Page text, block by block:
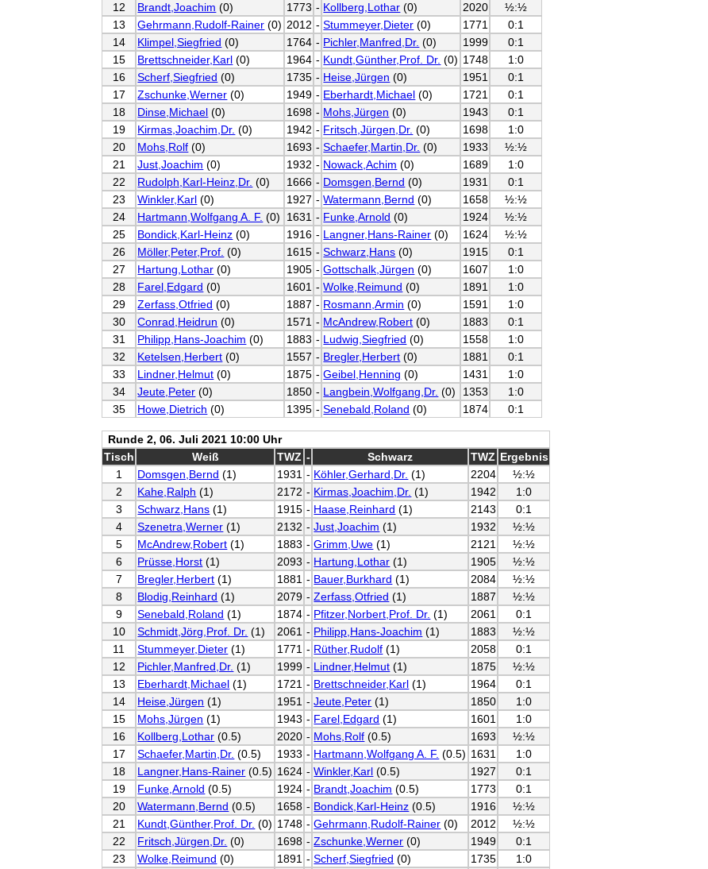
12
Brandt,Joachim (0) 1773 - Kollberg,Lothar (0) 2020
½:½
13
Gehrmann,Rudolf-Rainer (0) 2012 - Stummeyer,Dieter (0) 1771
0:1
14
Klimpel,Siegfried (0) 1764 - Pichler,Manfred,Dr. (0) 1999
0:1
15
Brettschneider,Karl (0) 1964 - Kundt,Günther,Prof. Dr. (0) 1748
1:0
16
Scherf,Siegfried (0) 1735 - Heise,Jürgen (0) 1951
0:1
17
Zschunke,Werner (0) 1949 - Eberhardt,Michael (0) 1721
0:1
18
Dinse,Michael (0) 1698 - Mohs,Jürgen (0) 1943
0:1
19
Kirmas,Joachim,Dr. (0) 1942 - Fritsch,Jürgen,Dr. (0) 1698
1:0
20
Mohs,Rolf (0) 1693 - Schaefer,Martin,Dr. (0) 1933
½:½
21
Just,Joachim (0) 1932 - Nowack,Achim (0) 1689
1:0
22
Rudolph,Karl-Heinz,Dr. (0) 1666 - Domsgen,Bernd (0) 1931
0:1
23
Winkler,Karl (0) 1927 - Watermann,Bernd (0) 1658
½:½
24
Hartmann,Wolfgang A. F. (0) 1631 - Funke,Arnold (0) 1924
½:½
25
Bondick,Karl-Heinz (0) 1916 - Langner,Hans-Rainer (0) 1624
½:½
26
Möller,Peter,Prof. (0) 1615 - Schwarz,Hans (0) 1915
0:1
27
Hartung,Lothar (0) 1905 - Gottschalk,Jürgen (0) 1607
1:0
28
Farel,Edgard (0) 1601 - Wolke,Reimund (0) 1891
1:0
29
Zerfass,Otfried (0) 1887 - Rosmann,Armin (0) 1591
1:0
30
Conrad,Heidrun (0) 1571 - McAndrew,Robert (0) 1883
0:1
31
Philipp,Hans-Joachim (0) 1883 - Ludwig,Siegfried (0) 1558
1:0
32
Ketelsen,Herbert (0) 1557 - Bregler,Herbert (0) 1881
0:1
33
Lindner,Helmut (0) 1875 - Geibel,Henning (0) 1431
1:0
34
Jeute,Peter (0) 1850 - Langbein,Wolfgang,Dr. (0) 1353
1:0
35
Howe,Dietrich (0) 1395 - Senebald,Roland (0) 1874 0:1
Runde 2, 06. Juli 2021 10:00 Uhr
Tisch
Weiß TWZ - Schwarz TWZ Ergebnis
1
Domsgen,Bernd (1) 1931 - Köhler,Gerhard,Dr. (1) 2204
½:½
2
Kahe,Ralph (1) 2172 - Kirmas,Joachim,Dr. (1) 1942
1:0
3
Schwarz,Hans (1) 1915 - Haase,Reinhard (1) 2143
0:1
4
Szenetra,Werner (1) 2132 - Just,Joachim (1) 1932
½:½
5
McAndrew,Robert (1) 1883 - Grimm,Uwe (1) 2121
½:½
6
Prüsse,Horst (1) 2093 - Hartung,Lothar (1) 1905
½:½
7
Bregler,Herbert (1) 1881 - Bauer,Burkhard (1) 2084
½:½
8
Blodig,Reinhard (1) 2079 - Zerfass,Otfried (1) 1887
½:½
9
Senebald,Roland (1) 1874 - Pfitzer,Norbert,Prof. Dr. (1) 2061
0:1
10
Schmidt,Jörg,Prof. Dr. (1) 2061 - Philipp,Hans-Joachim (1) 1883
½:½
11
Stummeyer,Dieter (1) 1771 - Rüther,Rudolf (1) 2058
0:1
12
Pichler,Manfred,Dr. (1) 1999 - Lindner,Helmut (1) 1875
½:½
13
Eberhardt,Michael (1) 1721 - Brettschneider,Karl (1) 1964
0:1
14
Heise,Jürgen (1) 1951 - Jeute,Peter (1) 1850
1:0
15
Mohs,Jürgen (1) 1943 - Farel,Edgard (1) 1601
1:0
16
Kollberg,Lothar (0.5) 2020 - Mohs,Rolf (0.5) 1693
½:½
17
Schaefer,Martin,Dr. (0.5) 1933 - Hartmann,Wolfgang A. F. (0.5) 1631
1:0
18
Langner,Hans-Rainer (0.5) 1624 - Winkler,Karl (0.5) 1927
0:1
19
Funke,Arnold (0.5) 1924 - Brandt,Joachim (0.5) 1773
0:1
20
Watermann,Bernd (0.5) 1658 - Bondick,Karl-Heinz (0.5) 1916
½:½
21
Kundt,Günther,Prof. Dr. (0) 1748 - Gehrmann,Rudolf-Rainer (0) 2012
½:½
22
Fritsch,Jürgen,Dr. (0) 1698 - Zschunke,Werner (0) 1949
0:1
23
Wolke,Reimund (0) 1891 - Scherf,Siegfried (0) 1735
1:0